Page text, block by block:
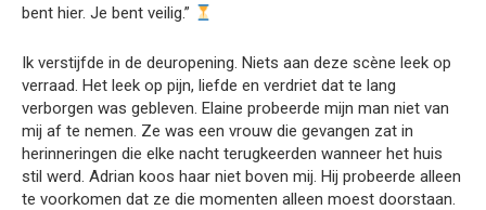
bent hier. Je bent veilig.”
Ik verstijfde in de deuropening. Niets aan deze scène leek op
verraad. Het leek op pijn, liefde en verdriet dat te lang
verborgen was gebleven. Elaine probeerde mijn man niet van
mij af te nemen. Ze was een vrouw die gevangen zat in
herinneringen die elke nacht terugkeerden wanneer het huis
stil werd. Adrian koos haar niet boven mij. Hij probeerde alleen
te voorkomen dat ze die momenten alleen moest doorstaan.